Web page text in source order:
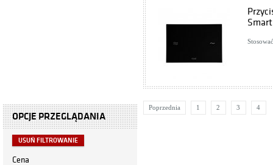
OPCJE PRZEGLĄDANIA
USUŃ FILTROWANIE
Cena
Poprzednia 1 2 3 4